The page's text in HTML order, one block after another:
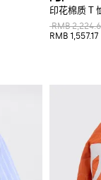
印花棉质 T
RMB
RMB 1,557.17